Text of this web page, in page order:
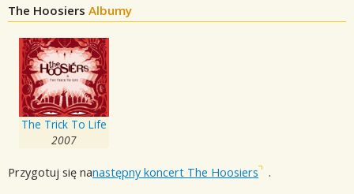
The Hoosiers Albumy
The Trick To Life
2007
Przygotuj się nanastępny koncert The Hoosiers .